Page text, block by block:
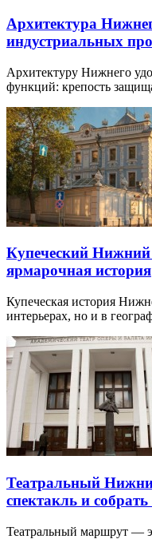
Архитектура
индустриальных
Архитектуру Нижнего
функций: крепость
Купеческий
ярмарочная история
Купеческая история
интерьерах, но и в
Театральный
спектакль и собрать
Театральный маршрут —